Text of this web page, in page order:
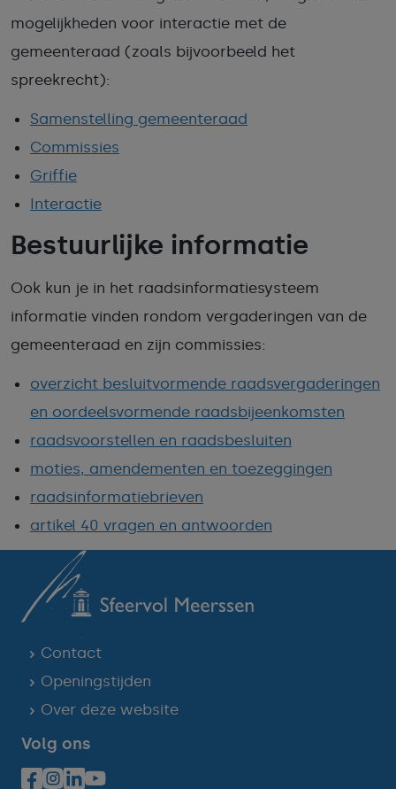
mogelijkheden voor interactie met de
gemeenteraad (zoals bijvoorbeeld het
spreekrecht):
Samenstelling gemeenteraad
Commissies
Griffie
Interactie
Bestuurlijke informatie
Ook kun je in het raadsinformatiesysteem
informatie vinden rondom vergaderingen van de
gemeenteraad en zijn commissies:
overzicht besluitvormende raadsvergaderingen
en oordeelsvormende raadsbijeenkomsten
raadsvoorstellen en raadsbesluiten
moties, amendementen en toezeggingen
raadsinformatiebrieven
artikel 40 vragen en antwoorden
Contact
Openingstijden
Over deze website
Volg ons